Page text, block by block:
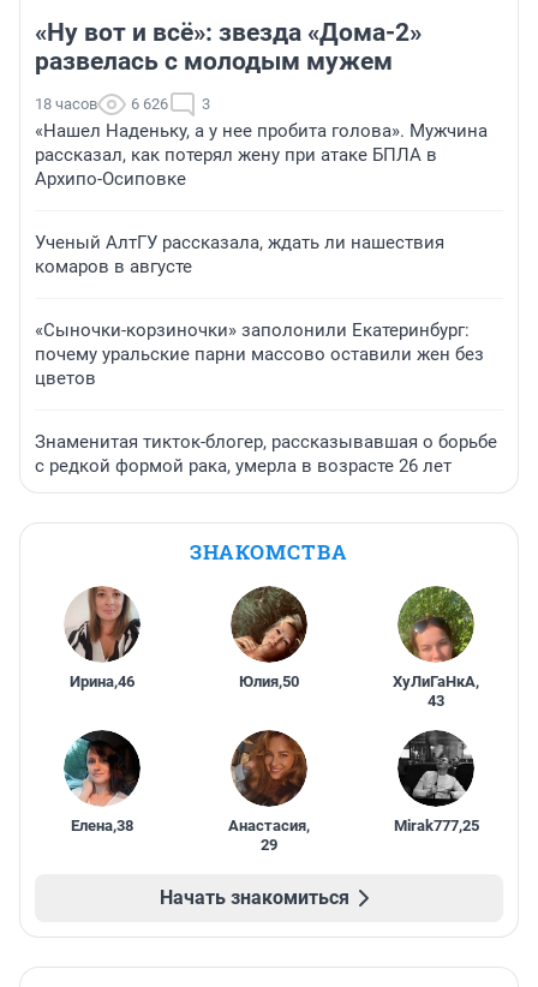
«Ну вот и всё»: звезда «Дома-2»
развелась с молодым мужем
18 часов 6 626 3
«Нашел Наденьку, а у нее пробита голова». Мужчина
рассказал, как потерял жену при атаке БПЛА в
Архипо-Осиповке
Ученый АлтГУ рассказала, ждать ли нашествия
комаров в августе
«Сыночки-корзиночки» заполонили Екатеринбург:
почему уральские парни массово оставили жен без
цветов
Знаменитая тикток-блогер, рассказывавшая о борьбе
с редкой формой рака, умерла в возрасте 26 лет
ЗНАКОМСТВА
Ирина,46 Юлия,50 ХуЛиГаНкА,
43
Елена,38 Анастасия,
29
Mirak777,25
Начать знакомиться